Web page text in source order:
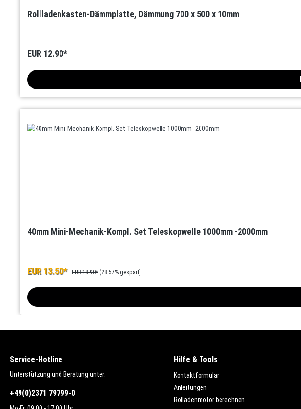
Rollladenkasten-Dämmplatte, Dämmung 700 x 500 x 10mm
EUR 12.90*
40mm Mini-Mechanik-Kompl. Set Teleskopwelle 1000mm -2000mm
EUR 13.50* EUR 18.90* (28.57% gespart)
Service-Hotline
Unterstützung und Beratung unter:
+49(0)2371 79799-0
Hilfe & Tools
Kontaktformular
Anleitungen
Rolladenmotor berechnen